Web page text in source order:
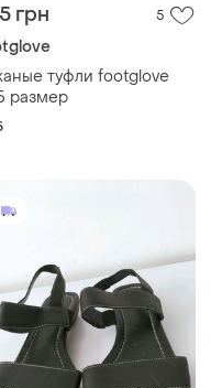
грн 5
туфли footglove
размер